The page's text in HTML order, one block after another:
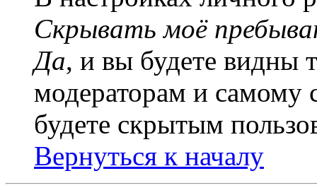
Скрывать моё
Да, и вы будете видны
модераторам и самому
будете скрытым
Вернуться к началу